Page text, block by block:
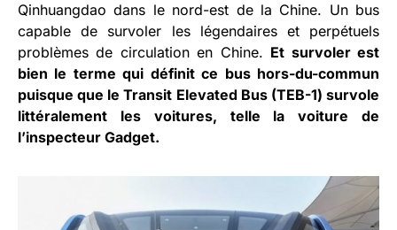
Qinhuangdao dans le nord-est de la Chine. Un bus
capable de survoler les légendaires et perpétuels
problèmes de circulation en Chine. Et survoler est
bien le terme qui définit ce bus hors-du-commun
puisque que le Transit Elevated Bus (TEB-1) survole
littéralement les voitures, telle la voiture de
l’inspecteur Gadget.